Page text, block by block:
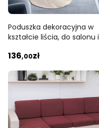
Od starego do nowego
Poduszka dekoracyjna w
kształcie liścia, do salonu i
136,00zł